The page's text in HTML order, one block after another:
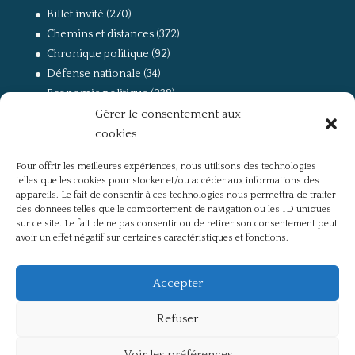
Gérer le consentement aux
cookies
Pour offrir les meilleures expériences, nous utilisons des technologies
telles que les cookies pour stocker et/ou accéder aux informations des
appareils. Le fait de consentir à ces technologies nous permettra de traiter
des données telles que le comportement de navigation ou les ID uniques
sur ce site. Le fait de ne pas consentir ou de retirer son consentement peut
avoir un effet négatif sur certaines caractéristiques et fonctions.
Accepter
Refuser
Billet invité (270)
Chemins et distances(372)
Chronique politique (92)
Défense nationale (34)
Economie politique(238)
(168)
La guerre, la Résistance et la Déportation
Non classé(42)
Partis politiques, intelligentsia, médias(750)
Présentation(4)
Références(57)